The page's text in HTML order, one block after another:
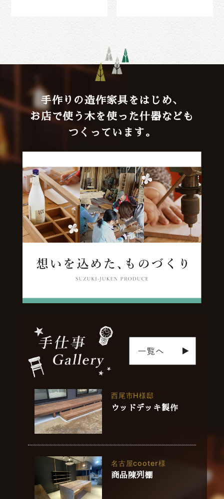
手作りの造作家具をはじめ、
お店で使う木を使った什器なども
つくっています。
西尾市H様邸
ウッドデッキ製作
名古屋cooter様
商品陳列棚